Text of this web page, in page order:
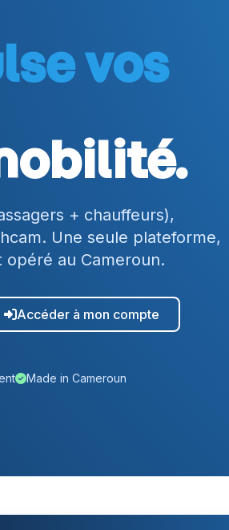
vos
+ chauffeurs),
Une seule plateforme,
au Cameroun.
Accéder à mon compte
Made in Cameroun